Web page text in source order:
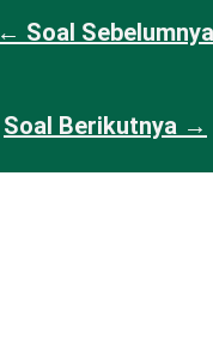
← Soal Sebelumnya
Soal Berikutnya →